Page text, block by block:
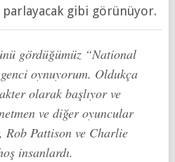
gibi görünüyor.
gördüğümüz “National
oynuyorum. Oldukça
olarak başlıyor ve
ve diğer oyuncular
Pattison ve Charlie
insanlardı.